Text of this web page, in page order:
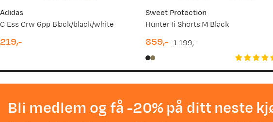
Adidas
C Ess Crw 6pp Black/black/white
219,-
Sweet Protection
Hunter Ii Shorts M Black
price
859,-
price
1 199,-
Bli medlem og få -20% på ditt neste